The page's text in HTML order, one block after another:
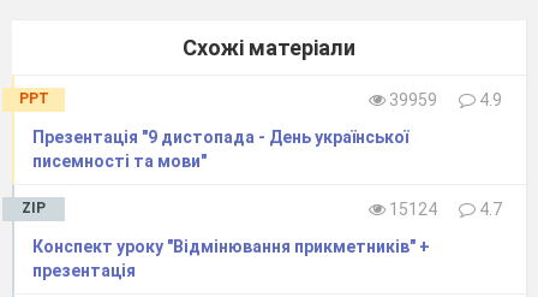
жіночий монастир заснований на честь
святої Параскеви. Поступово він
розбудовувався, зміцнював своє
господарство, набував святості й
доброчинності. З гори Афон привезли
животворящого хреста, на якому було
розіп’ято Ісуса Христа, і мощі святої
Параскеви.
Схожі матеріали
PPT 39959
4.9
Презентація "9 дистопада - День української
писемності та мови"
ZIP 15124
4.7
Конспект уроку "Відмінювання прикметників" +
презентація